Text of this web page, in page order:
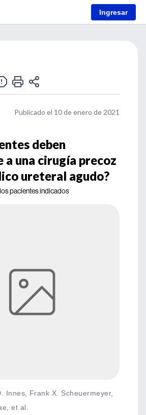
Ingresar
Publicado el 10 de enero de 2021
deben
a una cirugía precoz
ureteral agudo?
pacientes indicados
Innes, Frank X. Scheuermeyer,
et al.